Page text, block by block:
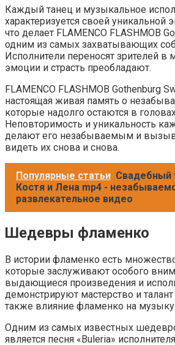
Каждый танец и музыкальное
характеризуется своей уникальной
что делает FLAMENCO FLASHMOB
одним из самых захватывающих
Исполнители переносят зрителей в
эмоции и страсть преобладают.
FLAMENCO FLASHMOB Gothenburg
настоящая живая память о
которые надолго остаются в
Неповторимость и уникальность
делают его незабываемым и
видеть их снова и снова.
Популярные статьи Свадебный
Костя и Лена mp4 -
развлекательное видео
Шедевры фламенко
В истории фламенко есть
которые заслуживают особого
выдающиеся произведения и
демонстрируют мастерство и
также влияние фламенко на
Одним из самых известных
является песня «Buleria»